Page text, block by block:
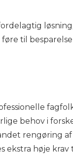
til
behov i
rengøring af
ekstra høje krav